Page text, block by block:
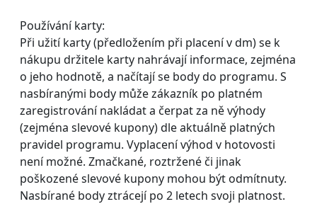
Používání karty:
Při užití karty (předložením při placení v dm) se k
nákupu držitele karty nahrávají informace, zejména
o jeho hodnotě, a načítají se body do programu. S
nasbíranými body může zákazník po platném
zaregistrování nakládat a čerpat za ně výhody
(zejména slevové kupony) dle aktuálně platných
pravidel programu. Vyplacení výhod v hotovosti
není možné. Zmačkané, roztržené či jinak
poškozené slevové kupony mohou být odmítnuty.
Nasbírané body ztrácejí po 2 letech svoji platnost.